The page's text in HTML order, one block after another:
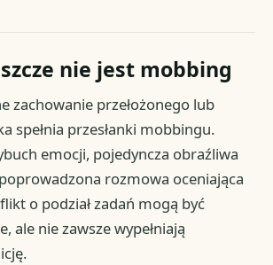
nie jest mobbing
zachowanie przełożonego lub
spełnia przesłanki mobbingu.
emocji, pojedyncza obraźliwa
rozmowa oceniająca
o podział zadań mogą być
ale nie zawsze wypełniają